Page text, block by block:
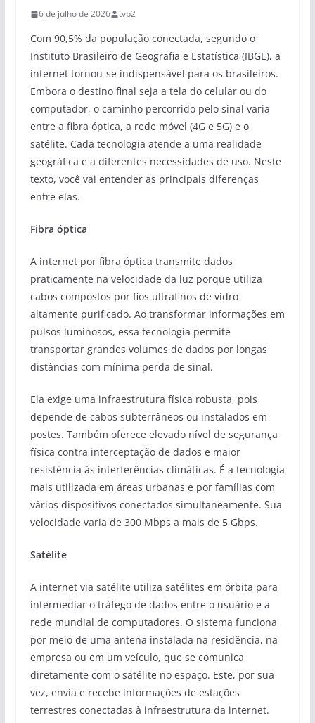
6 de julho de 2026 tvp2
Com 90,5% da população conectada, segundo o
Instituto Brasileiro de Geografia e Estatística (IBGE), a
internet tornou-se indispensável para os brasileiros.
Embora o destino final seja a tela do celular ou do
computador, o caminho percorrido pelo sinal varia
entre a fibra óptica, a rede móvel (4G e 5G) e o
satélite. Cada tecnologia atende a uma realidade
geográfica e a diferentes necessidades de uso. Neste
texto, você vai entender as principais diferenças
entre elas.
Fibra óptica
A internet por fibra óptica transmite dados
praticamente na velocidade da luz porque utiliza
cabos compostos por fios ultrafinos de vidro
altamente purificado. Ao transformar informações em
pulsos luminosos, essa tecnologia permite
transportar grandes volumes de dados por longas
distâncias com mínima perda de sinal.
Ela exige uma infraestrutura física robusta, pois
depende de cabos subterrâneos ou instalados em
postes. Também oferece elevado nível de segurança
física contra interceptação de dados e maior
resistência às interferências climáticas. É a tecnologia
mais utilizada em áreas urbanas e por famílias com
vários dispositivos conectados simultaneamente. Sua
velocidade varia de 300 Mbps a mais de 5 Gbps.
Satélite
A internet via satélite utiliza satélites em órbita para
intermediar o tráfego de dados entre o usuário e a
rede mundial de computadores. O sistema funciona
por meio de uma antena instalada na residência, na
empresa ou em um veículo, que se comunica
diretamente com o satélite no espaço. Este, por sua
vez, envia e recebe informações de estações
terrestres conectadas à infraestrutura da internet.